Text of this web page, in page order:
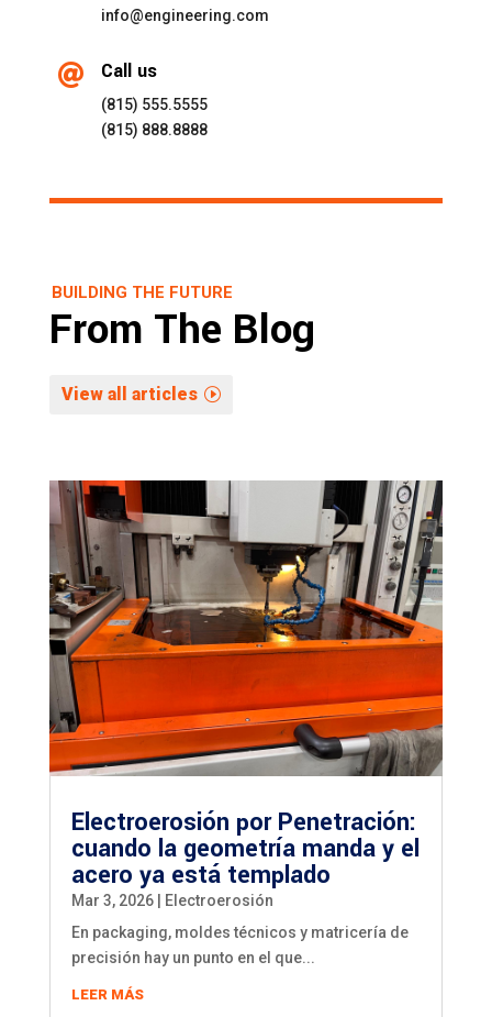
info@engineering.com
 Call us
(815) 555.5555
(815) 888.8888
BUILDING THE FUTURE
From The Blog
View all articles
Electroerosión por Penetración:
cuando la geometría manda y el
acero ya está templado
Mar 3, 2026|
Electroerosión
En packaging, moldes técnicos y matricería de
precisión hay un punto en el que...
LEER MÁS